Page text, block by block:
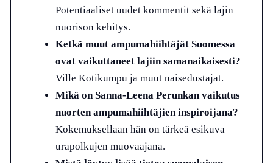
Potentiaaliset uudet kommentit sekä lajin
nuorison kehitys.
Ketkä muut ampumahiihtäjät Suomessa
ovat vaikuttaneet lajiin samanaikaisesti?
Ville Kotikumpu ja muut naisedustajat.
Mikä on Sanna-Leena Perunkan vaikutus
nuorten ampumahiihtäjien inspiroijana?
Kokemuksellaan hän on tärkeä esikuva
urapolkujen muovaajana.